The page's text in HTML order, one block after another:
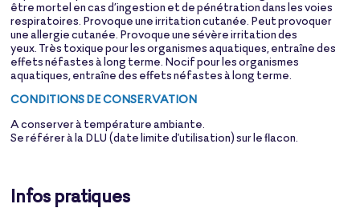
être mortel en cas d’ingestion et de pénétration dans les voies
respiratoires. Provoque une irritation cutanée. Peut provoquer
une allergie cutanée. Provoque une sévère irritation des
yeux. Très toxique pour les organismes aquatiques, entraîne des
effets néfastes à long terme. Nocif pour les organismes
aquatiques, entraîne des effets néfastes à long terme.
CONDITIONS DE CONSERVATION
A conserver à température ambiante.
Se référer à la DLU (date limite d'utilisation) sur le flacon.
Infos pratiques